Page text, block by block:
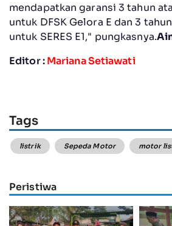
mendapatkan garansi 3 tahun
untuk DFSK Gelora E dan 3
untuk SERES E1," pungkasnya.
Editor :Mariana Setiawati
Tags
listrik Sepeda Motor motor
Peristiwa